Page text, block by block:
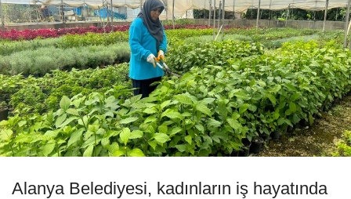
Alanya Belediyesi, kadınların iş hayatında